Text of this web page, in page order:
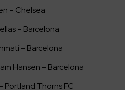
– Chelsea
– Barcelona
– Barcelona
Hansen – Barcelona
Portland Thorns FC